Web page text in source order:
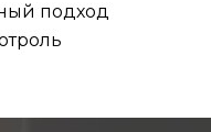
подход